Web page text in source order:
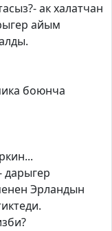
ак халатчан
айым
боюнча
дарыгер
Эрландын